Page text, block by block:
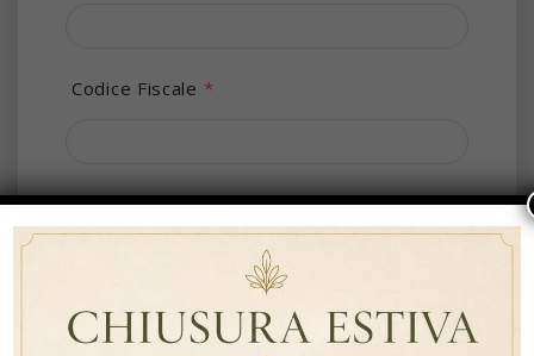
Codice Fiscale *
Via e numero civico
Stato